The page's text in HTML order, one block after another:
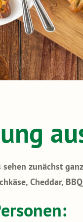
sehen zunächst
Cheddar,